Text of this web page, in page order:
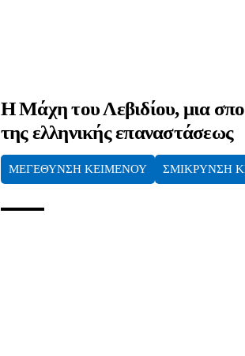
Η Μάχη του Λεβιδίου, μια
της ελληνικής επαναστάσεως
ΜΕΓΕΘΥΝΣΗ ΚΕΙΜΕΝΟΥ ΣΜΙΚΡΥΝΣΗ